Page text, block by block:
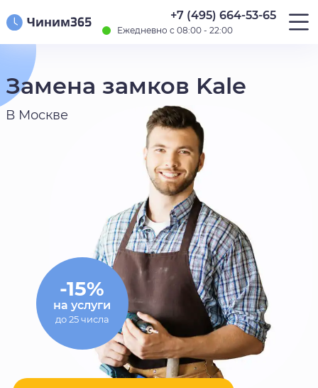
+7 (495) 664-53-65
Ежедневно с 08:00 - 22:00
Замена замков Kale
В Москве
-15%
на услуги
до 25 числа